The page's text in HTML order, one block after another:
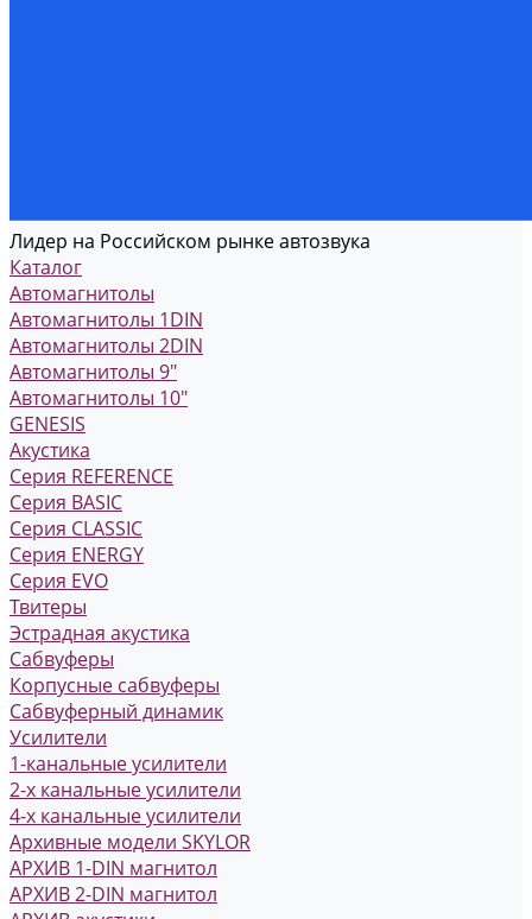
Лидер на Российском рынке автозвука
Каталог
Автомагнитолы
Автомагнитолы 1DIN
Автомагнитолы 2DIN
Автомагнитолы 9"
Автомагнитолы 10"
GENESIS
Акустика
Серия REFERENCE
Серия BASIC
Серия CLASSIC
Серия ENERGY
Серия EVO
Твитеры
Эстрадная акустика
Сабвуферы
Корпусные сабвуферы
Сабвуферный динамик
Усилители
1-канальные усилители
2-х канальные усилители
4-х канальные усилители
Архивные модели SKYLOR
АРХИВ 1-DIN магнитол
АРХИВ 2-DIN магнитол